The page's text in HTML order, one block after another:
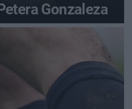
Gonzaleza